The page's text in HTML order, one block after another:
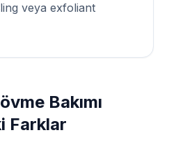
veya exfoliant
Bakımı
Farklar